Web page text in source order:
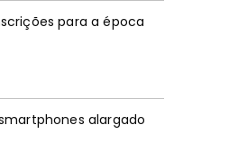
para a época
alargado